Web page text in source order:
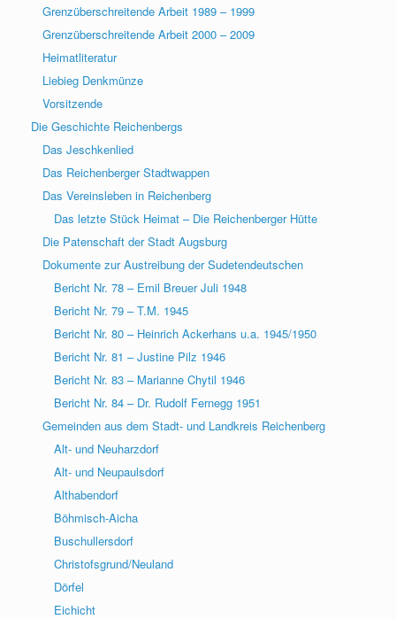
Grenzüberschreitende Arbeit 1989 – 1999
Grenzüberschreitende Arbeit 2000 – 2009
Heimatliteratur
Liebieg Denkmünze
Vorsitzende
Die Geschichte Reichenbergs
Das Jeschkenlied
Das Reichenberger Stadtwappen
Das Vereinsleben in Reichenberg
Das letzte Stück Heimat – Die Reichenberger Hütte
Die Patenschaft der Stadt Augsburg
Dokumente zur Austreibung der Sudetendeutschen
Bericht Nr. 78 – Emil Breuer Juli 1948
Bericht Nr. 79 – T.M. 1945
Bericht Nr. 80 – Heinrich Ackerhans u.a. 1945/1950
Bericht Nr. 81 – Justine Pilz 1946
Bericht Nr. 83 – Marianne Chytil 1946
Bericht Nr. 84 – Dr. Rudolf Fernegg 1951
Gemeinden aus dem Stadt- und Landkreis Reichenberg
Alt- und Neuharzdorf
Alt- und Neupaulsdorf
Althabendorf
Böhmisch-Aicha
Buschullersdorf
Christofsgrund/Neuland
Dörfel
Eichicht